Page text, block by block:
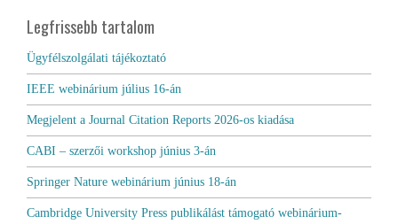
Legfrissebb tartalom
Ügyfélszolgálati tájékoztató
IEEE webinárium július 16-án
Megjelent a Journal Citation Reports 2026-os kiadása
CABI – szerzői workshop június 3-án
Springer Nature webinárium június 18-án
Cambridge University Press publikálást támogató webinárium-